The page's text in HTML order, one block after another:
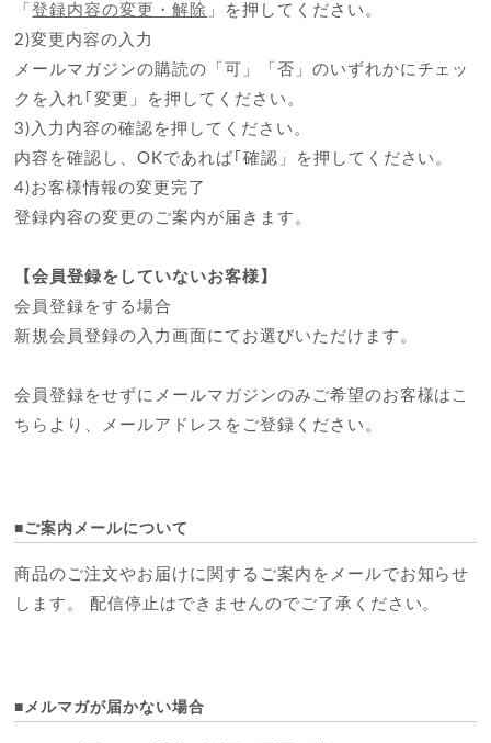
「登録内容の変更・解除 」を押してください。
2)変更内容の入力
メールマガジンの購読の「可」「否」のいずれかにチェッ
クを入れ｢変更」を押してください。
3)入力内容の確認を押してください。
内容を確認し、OKであれば｢確認」を押してください。
4)お客様情報の変更完了
登録内容の変更のご案内が届きます。
【会員登録をしていないお客様】
会員登録をする場合
新規会員登録の入力画面にてお選びいただけます。
会員登録をせずにメールマガジンのみご希望のお客様は こ
ちら より、メールアドレスをご登録ください。
■ご案内メールについて
商品のご注文やお届けに関するご案内をメールでお知らせ
します。 配信停止はできませんのでご了承ください。
■メルマガが届かない場合